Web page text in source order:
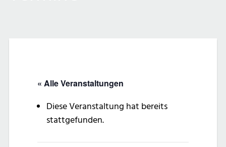
« Alle Veranstaltungen
Diese Veranstaltung hat bereits
stattgefunden.